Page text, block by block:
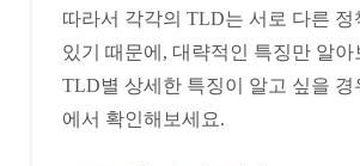
따라서 각각의 TLD는 서로 다른 정
있기 때문에, 대략적인 특징만 알아
TLD별 상세한 특징이 알고 싶을 경
에서 확인해보세요.